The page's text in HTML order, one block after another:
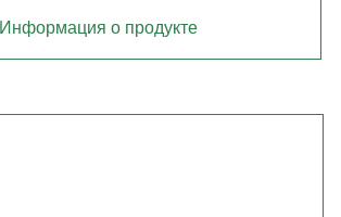
Информация о продукте